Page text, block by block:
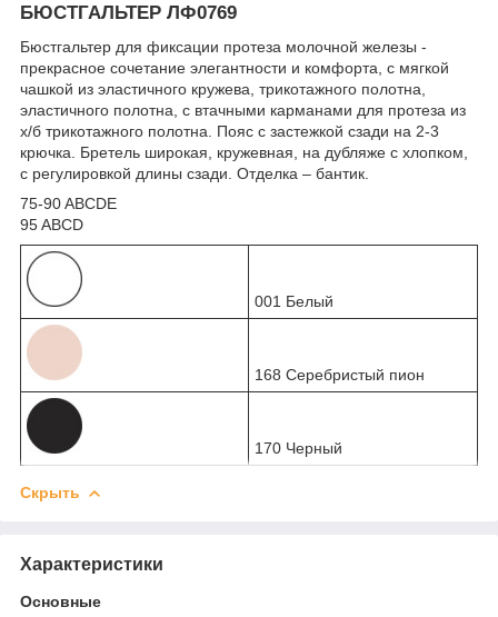
БЮСТГАЛЬТЕР ЛФ0769
Бюстгальтер для фиксации протеза молочной железы -
прекрасное сочетание элегантности и комфорта, с мягкой
чашкой из эластичного кружева, трикотажного полотна,
эластичного полотна, с втачными карманами для протеза из
х/б трикотажного полотна. Пояс с застежкой сзади на 2-3
крючка. Бретель широкая, кружевная, на дубляже с хлопком,
с регулировкой длины сзади. Отделка – бантик.
75-90 ABCDE
95 ABCD
001 Белый
168 Серебристый пион
170 Черный
Скрыть
Характеристики
Основные